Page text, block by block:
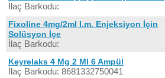
İlaç Barkodu:
Fixoline 4mg/2ml I.m. Enjeksiyon İçin
Solüsyon İçe
İlaç Barkodu:
Keyrelaks 4 Mg 2 Ml 6 Ampül
İlaç Barkodu: 8681332750041